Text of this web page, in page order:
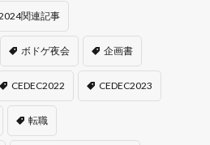
関連記事
ボドゲ夜会 企画書
CEDEC2022 CEDEC2023
転職